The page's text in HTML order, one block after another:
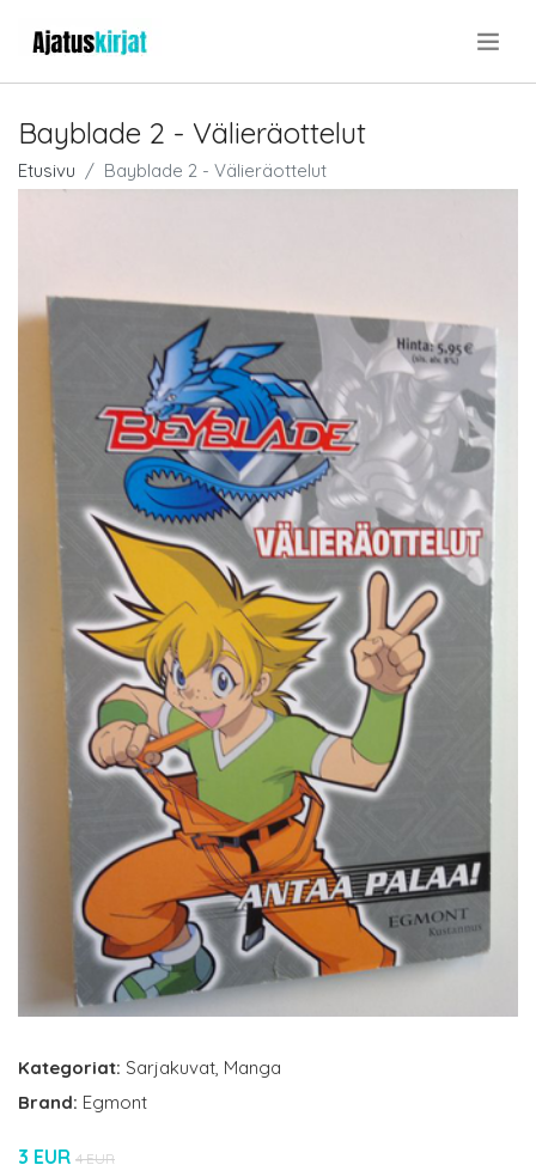
Bayblade 2 - Välieräottelut
Etusivu Bayblade 2 - Välieräottelut
Kategoriat: Sarjakuvat, Manga
Brand: Egmont
3 EUR 4 EUR